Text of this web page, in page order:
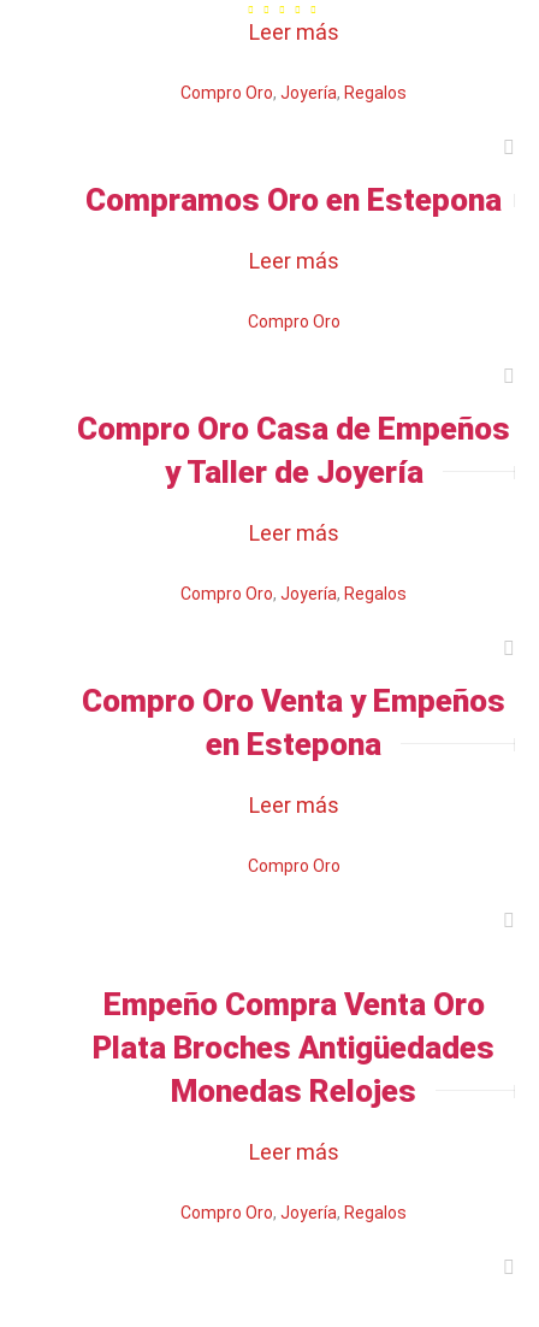
Valorado
con
Leer más
Compro Oro, Joyería, Regalos
Compramos Oro en Estepona
Leer más
Compro Oro
Compro Oro Casa de Empeños
y Taller de Joyería
Leer más
Compro Oro, Joyería, Regalos
Compro Oro Venta y Empeños
en Estepona
Leer más
Compro Oro
Empeño Compra Venta Oro
Plata Broches Antigüedades
Monedas Relojes
Leer más
Compro Oro, Joyería, Regalos